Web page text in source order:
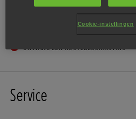
ONTVANG EEN ROUTEBESCHRIJVING
Service
Cookie-instellingen